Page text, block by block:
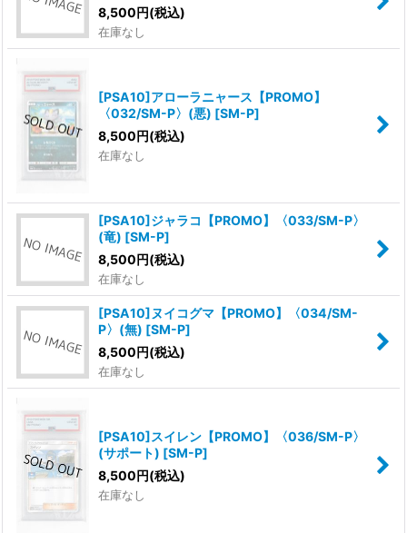
8,500円(税込)
在庫なし
[PSA10]アローラニャース【PROMO】
〈032/SM-P〉(悪) [SM-P]
8,500円(税込)
在庫なし
[PSA10]ジャラコ【PROMO】〈033/SM-P〉
(竜) [SM-P]
8,500円(税込)
在庫なし
[PSA10]ヌイコグマ【PROMO】〈034/SM-
P〉(無) [SM-P]
8,500円(税込)
在庫なし
[PSA10]スイレン【PROMO】〈036/SM-P〉
(サポート) [SM-P]
8,500円(税込)
在庫なし